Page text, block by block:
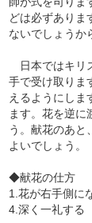
どは必ずありま
ないでしょうか
日本ではキリ
手で受け取りま
えるようにしま
ます。花を逆に
う。献花のあと
よいでしょう。
◆献花の仕方
1.花が右手側に
4.深く一礼す